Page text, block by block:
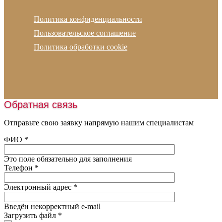
Скипидар
Резиновая плитка
Рулонные покрытия
Шовная лента
Пробковая крошка
Песок
Подогрев футбольного поля
Устройство подогрева
Подготовка основания
Проектирование
Монтаж освещения
Нанесение разметки
Заливка катков
Обслуживание катков
Адрес офиса: г. Москва, Русаковская улица, д.13
Адрес склада: Московская обл., г.Ногинск
Политика конфиденциальности
Пользовательское соглашение
Политика обработки cookie
Обратная связь
Отправьте свою заявку напрямую нашим специалистам
ФИО *
Это поле обязательно для заполнения
Телефон *
Электронный адрес *
Введён некорректный e-mail
Загрузить файл *